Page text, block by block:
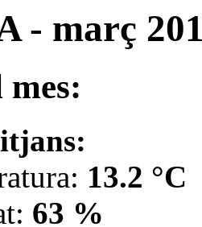
- març
mes:
13.2 °C
63 %